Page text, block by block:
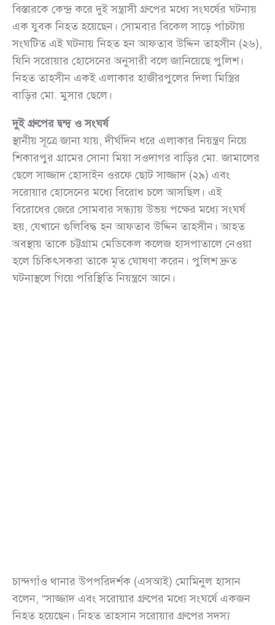
বিস্তারকে কেন্দ্র করে দুই সন্ত্রাসী গ্রুপের মধ্যে সংঘর্ষের ঘটনায়
এক যুবক নিহত হয়েছেন। সোমবার বিকেল সাড়ে পাঁচটায়
সংঘটিত এই ঘটনায় নিহত হন আফতাব উদ্দিন তাহসীন (২৬),
যিনি সরোয়ার হোসেনের অনুসারী বলে জানিয়েছে পুলিশ।
নিহত তাহসীন একই এলাকার হাজীরপুলের দিলা মিস্ত্রির
বাড়ির মো. মুসার ছেলে।
দুই গ্রুপের দ্বন্দ্ব ও সংঘর্ষ
স্থানীয় সূত্রে জানা যায়, দীর্ঘদিন ধরে এলাকার নিয়ন্ত্রণ নিয়ে
শিকারপুর গ্রামের সোনা মিয়া সওদাগর বাড়ির মো. জামালের
ছেলে সাজ্জাদ হোসাইন ওরফে ছোট সাজ্জাদ (২৯) এবং
সরোয়ার হোসেনের মধ্যে বিরোধ চলে আসছিল। এই
বিরোধের জেরে সোমবার সন্ধ্যায় উভয় পক্ষের মধ্যে সংঘর্ষ
হয়, যেখানে গুলিবিদ্ধ হন আফতাব উদ্দিন তাহসীন। আহত
অবস্থায় তাকে চট্টগ্রাম মেডিকেল কলেজ হাসপাতালে নেওয়া
হলে চিকিৎসকরা তাকে মৃত ঘোষণা করেন। পুলিশ দ্রুত
ঘটনাস্থলে গিয়ে পরিস্থিতি নিয়ন্ত্রণে আনে।
চান্দগাঁও থানার উপপরিদর্শক (এসআই) মোমিনুল হাসান
বলেন, “সাজ্জাদ এবং সরোয়ার গ্রুপের মধ্যে সংঘর্ষে একজন
নিহত হয়েছেন। নিহত তাহসান সরোয়ার গ্রুপের সদস্য